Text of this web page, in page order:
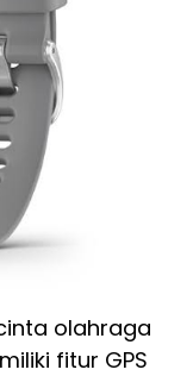
olahraga
fitur GPS